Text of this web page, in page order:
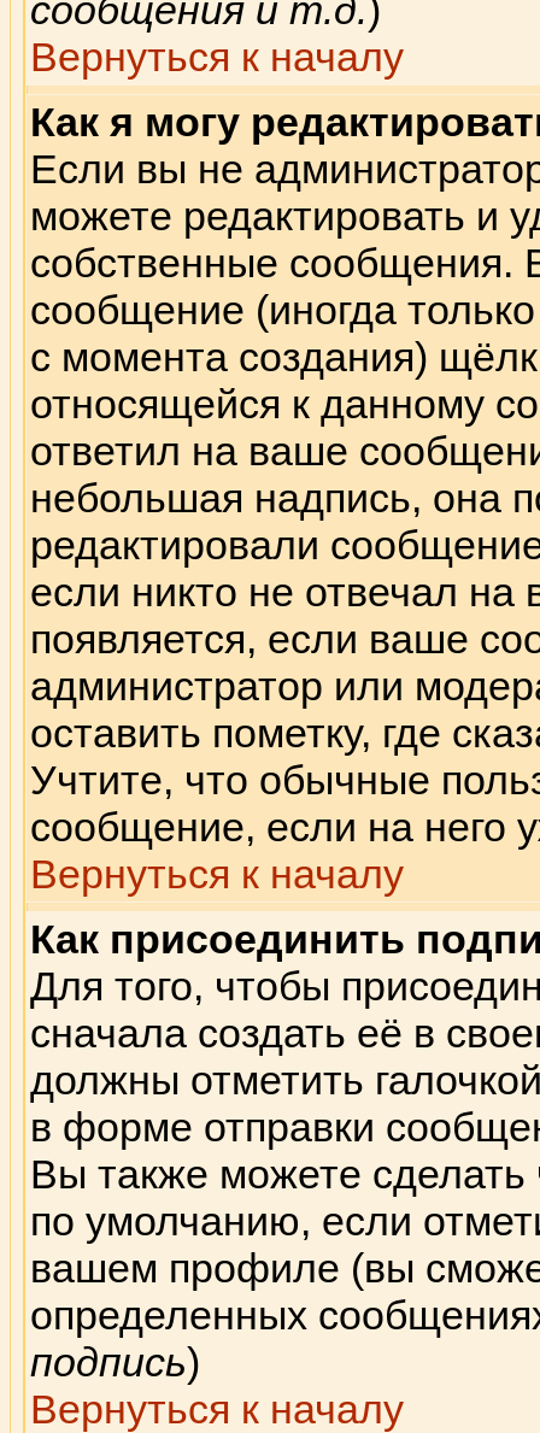
сообщения и т.д.)
Вернуться к началу
Как я могу
Если вы не
можете редактировать и
собственные сообщения.
сообщение (иногда
с момента создания)
относящейся к данному
ответил на ваше
небольшая надпись, она
редактировали
если никто не отвечал
появляется, если ваше
администратор или
оставить пометку, где
Учтите, что обычные
сообщение, если на него
Вернуться к началу
Как присоединить
Для того, чтобы
сначала создать её в
должны отметить
в форме отправки
Вы также можете сделать
по умолчанию, если
вашем профиле (вы
определенных
подпись)
Вернуться к началу